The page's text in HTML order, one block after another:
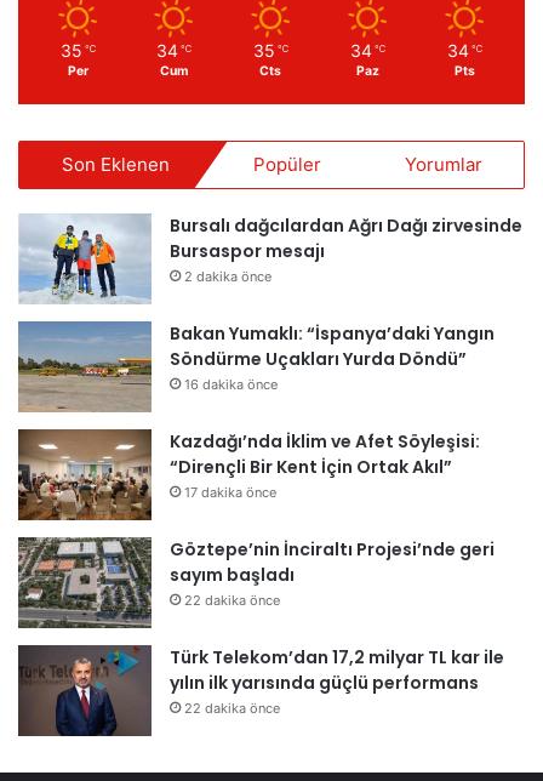
35 ℃
Per
34 ℃
Cum
35 ℃
Cts
34 ℃
Paz
34 ℃
Pts
Son Eklenen Popüler Yorumlar
Bursalı dağcılardan Ağrı Dağı zirvesinde
Bursaspor mesajı
2 dakika önce
Bakan Yumaklı: “İspanya’daki Yangın
Söndürme Uçakları Yurda Döndü”
16 dakika önce
Kazdağı’nda İklim ve Afet Söyleşisi:
“Dirençli Bir Kent İçin Ortak Akıl”
17 dakika önce
Göztepe’nin İnciraltı Projesi’nde geri
sayım başladı
22 dakika önce
Türk Telekom’dan 17,2 milyar TL kar ile
yılın ilk yarısında güçlü performans
22 dakika önce